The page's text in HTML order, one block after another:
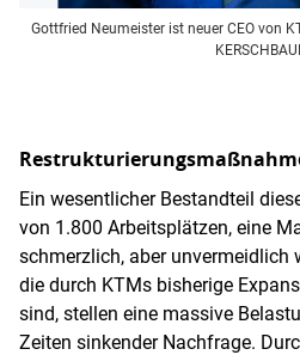
Gottfried Neumeister ist neuer CEO von
Ein wesentlicher Bestandteil
von 1.800 Arbeitsplätzen, eine
schmerzlich, aber unvermeidlich
die durch KTMs bisherige
sind, stellen eine massive
Zeiten sinkender Nachfrage.